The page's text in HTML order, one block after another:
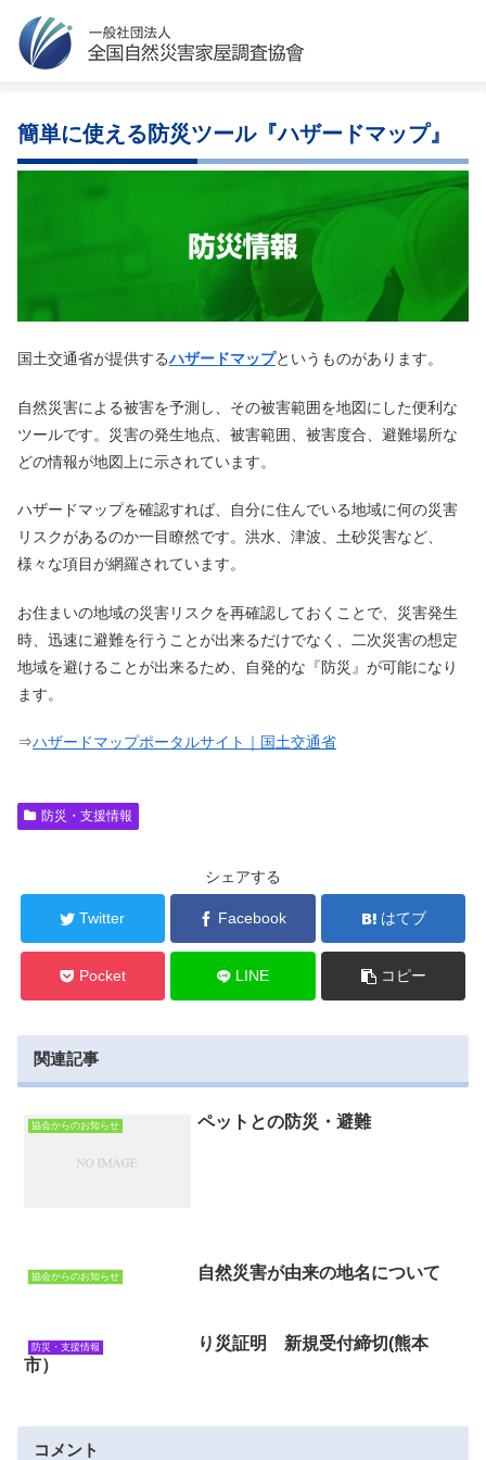
簡単に使える防災ツール『ハザードマップ』
国土交通省が提供するハザードマップというものがあります。
自然災害による被害を予測し、その被害範囲を地図にした便利な
ツールです。災害の発生地点、被害範囲、被害度合、避難場所な
どの情報が地図上に示されています。
ハザードマップを確認すれば、自分に住んでいる地域に何の災害
リスクがあるのか一目瞭然です。洪水、津波、土砂災害など、
様々な項目が網羅されています。
お住まいの地域の災害リスクを再確認しておくことで、災害発生
時、迅速に避難を行うことが出来るだけでなく、二次災害の想定
地域を避けることが出来るため、自発的な『防災』が可能になり
ます。
⇒ハザードマップポータルサイト｜国土交通省
防災・支援情報
シェアする
Twitter Facebook はてブ
Pocket LINE コピー
関連記事
協会からのお知らせ ペットとの防災・避難
協会からのお知らせ 自然災害が由来の地名について
防災・支援情報
り災証明 新規受付締切(熊本
市）
コメント